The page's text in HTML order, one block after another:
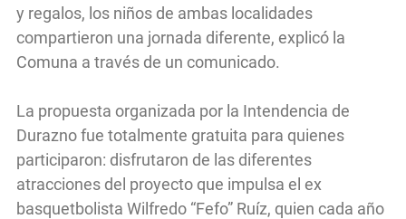
y regalos, los niños de ambas localidades
compartieron una jornada diferente, explicó la
Comuna a través de un comunicado.
La propuesta organizada por la Intendencia de
Durazno fue totalmente gratuita para quienes
participaron: disfrutaron de las diferentes
atracciones del proyecto que impulsa el ex
basquetbolista Wilfredo “Fefo” Ruíz, quien cada año